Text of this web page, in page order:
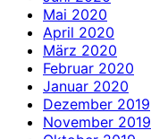
Mai 2020
April 2020
März 2020
Februar 2020
Januar 2020
Dezember 2019
November 2019